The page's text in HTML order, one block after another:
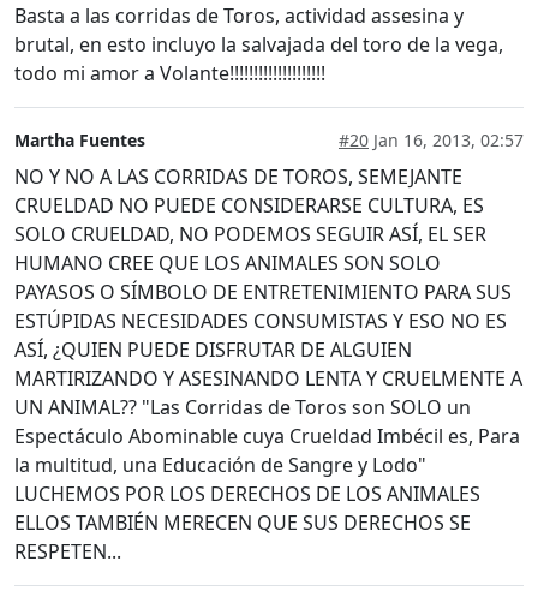
Basta a las corridas de Toros, actividad assesina y
brutal, en esto incluyo la salvajada del toro de la vega,
todo mi amor a Volante!!!!!!!!!!!!!!!!!!!!
Martha Fuentes #20 Jan 16, 2013, 02:57
NO Y NO A LAS CORRIDAS DE TOROS, SEMEJANTE
CRUELDAD NO PUEDE CONSIDERARSE CULTURA, ES
SOLO CRUELDAD, NO PODEMOS SEGUIR ASÍ, EL SER
HUMANO CREE QUE LOS ANIMALES SON SOLO
PAYASOS O SÍMBOLO DE ENTRETENIMIENTO PARA SUS
ESTÚPIDAS NECESIDADES CONSUMISTAS Y ESO NO ES
ASÍ, ¿QUIEN PUEDE DISFRUTAR DE ALGUIEN
MARTIRIZANDO Y ASESINANDO LENTA Y CRUELMENTE A
UN ANIMAL?? "Las Corridas de Toros son SOLO un
Espectáculo Abominable cuya Crueldad Imbécil es, Para
la multitud, una Educación de Sangre y Lodo"
LUCHEMOS POR LOS DERECHOS DE LOS ANIMALES
ELLOS TAMBIÉN MERECEN QUE SUS DERECHOS SE
RESPETEN...